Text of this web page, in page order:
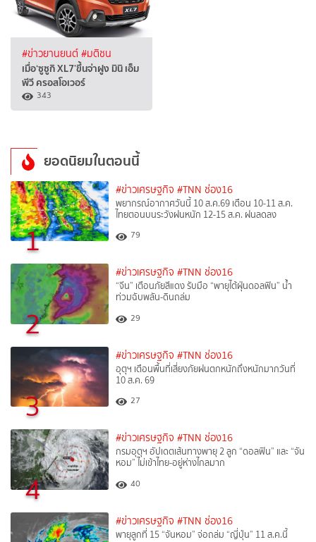
#ข่าวยานยนต์#มติชน
เมื่อ‘ซูซูกิ XL7’ขึ้นจ่าฝูง มินิ เอ็ม
พีวี ครอสโอเวอร์
343
ยอดนิยมในตอนนี้
1
#ข่าวเศรษฐกิจ #TNN ช่อง16
พยากรณ์อากาศวันนี้ 10 ส.ค.69 เตือน 10-11 ส.ค.
ไทยตอนบนระวังฝนหนัก 12-15 ส.ค. ฝนลดลง
79
2
#ข่าวเศรษฐกิจ #TNN ช่อง16
“จีน” เตือนภัยสีแดง รับมือ “พายุไต้ฝุ่นดอลฟิน” น้ำ
ท่วมฉับพลัน-ดินถล่ม
29
3
#ข่าวเศรษฐกิจ #TNN ช่อง16
อุตุฯ เตือนพื้นที่เสี่ยงภัยฝนตกหนักถึงหนักมากวันที่
10 ส.ค. 69
27
4
#ข่าวเศรษฐกิจ #TNN ช่อง16
กรมอุตุฯ อัปเดตเส้นทางพายุ 2 ลูก “ดอลฟิน” และ “จัน
หอม” ไม่เข้าไทย-อยู่ห่างไกลมาก
40
#ข่าวเศรษฐกิจ #TNN ช่อง16
พายุลูกที่ 15 “จันหอม” จ่อถล่ม “ญี่ปุ่น” 11 ส.ค.นี้